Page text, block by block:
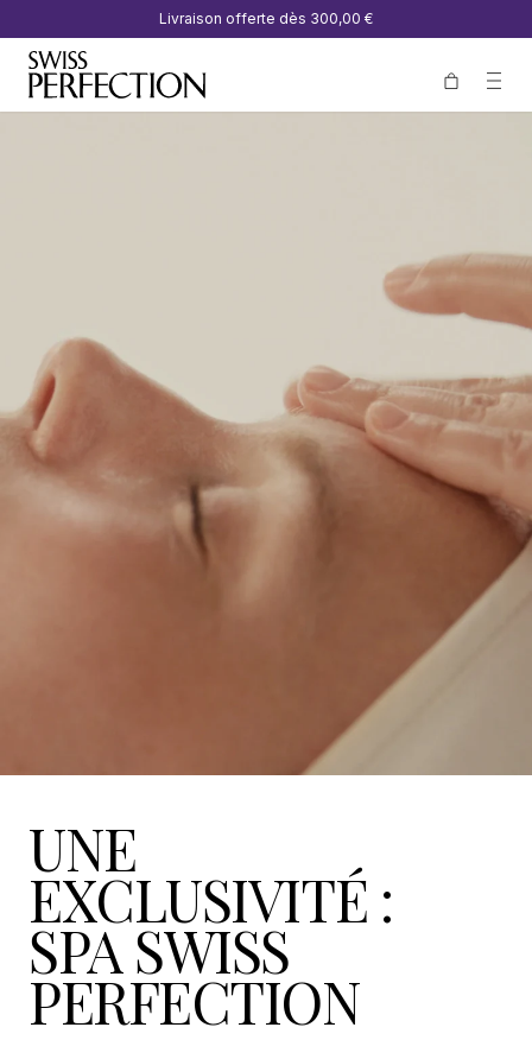
Livraison offerte dès 300,00 €
UNE
EXCLUSIVITÉ :
SPA SWISS
PERFECTION